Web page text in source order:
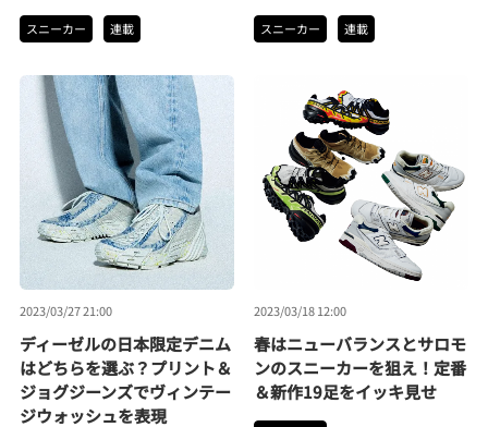
スニーカー 連載 スニーカー 連載
2023/03/27 21:00
ディーゼルの日本限定デニム
はどちらを選ぶ？プリント＆
ジョグジーンズでヴィンテー
ジウォッシュを表現
2023/03/18 12:00
春はニューバランスとサロモ
ンのスニーカーを狙え！定番
＆新作19足をイッキ見せ